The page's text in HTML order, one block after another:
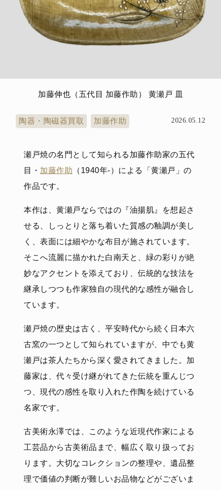
加藤伸也（五代目 加藤作助） 黄瀬戸 皿
陶器・陶磁器買取 加藤作助 2026.05.12
瀬戸焼の名門として知られる加藤作助家の五代
目・ 加藤作助 （1940年-）による「黄瀬戸」の
作品です。
本作は、黄瀬戸ならではの『油揚肌』を想起さ
せる、しっとりと落ち着いた質感の釉調が美し
く、表面には細やかな布目が施されています。
そこへ流麗に描かれた白南天と、緑の彩りが絶
妙なアクセントを添えており、伝統的な技法を
継承しつつも作家独自の現代的な感性が融合し
ています。
瀬戸焼の歴史は古く、平安時代から続く日本六
古窯の一つとして知られていますが、中でも黄
瀬戸は茶人たちから深く愛されてきました。加
藤家は、代々受け継がれてきた伝統を重んじつ
つ、現代の感性を取り入れた作陶を続けている
名家です。
古美術永澤では、このような近現代作家による
工芸品から古美術品まで、幅広く取り扱ってお
ります。大切なコレクションの整理や、遺品整
理で価値の判断が難しいお品物などがございま